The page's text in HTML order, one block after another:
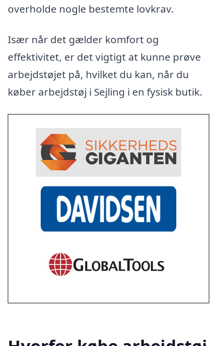
overholde nogle bestemte lovkrav.
Især når det gælder komfort og
effektivitet, er det vigtigt at kunne prøve
arbejdstøjet på, hvilket du kan, når du
køber arbejdstøj i Sejling i en fysisk butik.